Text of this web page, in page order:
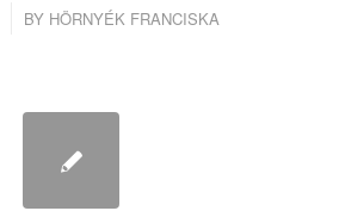
BY HÖRNYÉK FRANCISKA